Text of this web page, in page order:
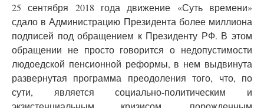
25 сентября 2018 года движение «Суть времени»
сдало в Администрацию Президента более миллиона
подписей под обращением к Президенту РФ. В этом
обращении не просто говорится о недопустимости
людоедской пенсионной реформы, в нем выдвинута
развернутая программа преодоления того, что, по
сути, является социально-политическим и